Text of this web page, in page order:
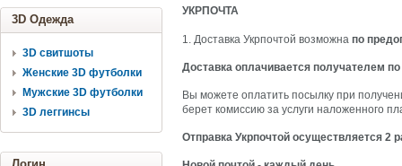
3D Одежда
3D свитшоты
Женские 3D футболки
Мужские 3D футболки
3D леггинсы
УКРПОЧТА
1. Доставка Укрпочтой возможна по
Доставка оплачивается получателем
Вы можете оплатить посылку при
берет комиссию за услуги наложенного
Отправка Укрпочтой осуществляется 2